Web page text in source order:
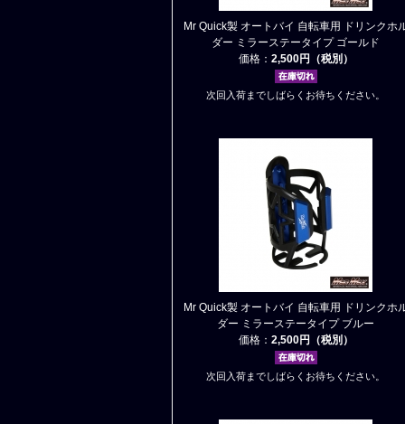
Mr Quick製 オートバイ 自転車用 ドリンクホ
ダー ミラーステータイプ ゴールド
価格： 2,500円（税別）
次回入荷までしばらくお待ちください。
Mr Quick製 オートバイ 自転車用 ドリンクホ
ダー ミラーステータイプ ブルー
価格： 2,500円（税別）
次回入荷までしばらくお待ちください。